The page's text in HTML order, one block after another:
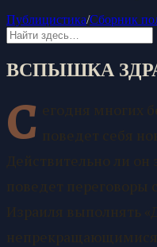
Публицистика/Сборник
ВСПЫШКА
С
поведет себя
Действительно ли он
Израиля выполнять